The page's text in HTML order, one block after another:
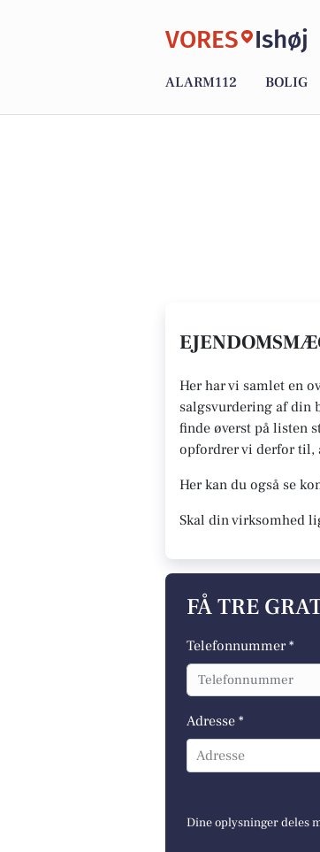
VORES Ishøj
ALARM112 BOLIG
Her har vi samlet en
salgsvurdering af din
finde øverst på listen
opfordrer vi derfor til,
Her kan du også se
Skal din virksomhed
FÅ TRE
Telefonnummer *
Adresse *
Adresse
Dine oplysninger deles